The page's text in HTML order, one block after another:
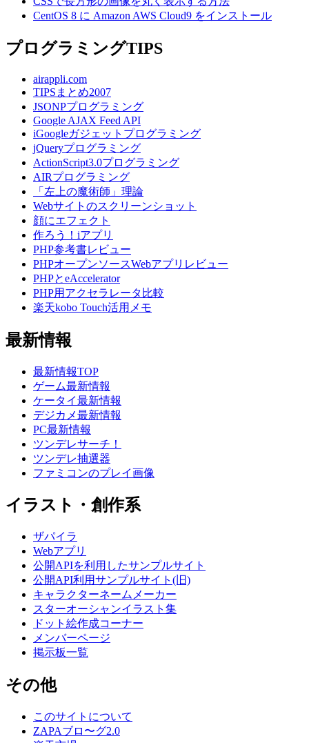
CentOS 8 に Amazon AWS Cloud9 をインストール
プログラミングTIPS
airappli.com
TIPSまとめ2007
JSONPプログラミング
Google AJAX Feed API
iGoogleガジェットプログラミング
jQueryプログラミング
ActionScript3.0プログラミング
AIRプログラミング
「左上の魔術師」理論
Webサイトのスクリーンショット
顔にエフェクト
作ろう！iアプリ
PHP参考書レビュー
PHPオープンソースWebアプリレビュー
PHPとeAccelerator
PHP用アクセラレータ比較
楽天kobo Touch活用メモ
最新情報
最新情報TOP
ゲーム最新情報
ケータイ最新情報
デジカメ最新情報
PC最新情報
ツンデレサーチ！
ツンデレ抽選器
ファミコンのプレイ画像
イラスト・創作系
ザパイラ
Webアプリ
公開APIを利用したサンプルサイト
公開API利用サンプルサイト(旧)
キャラクターネームメーカー
スターオーシャンイラスト集
ドット絵作成コーナー
メンバーページ
掲示板一覧
その他
このサイトについて
ZAPAブロ〜グ2.0